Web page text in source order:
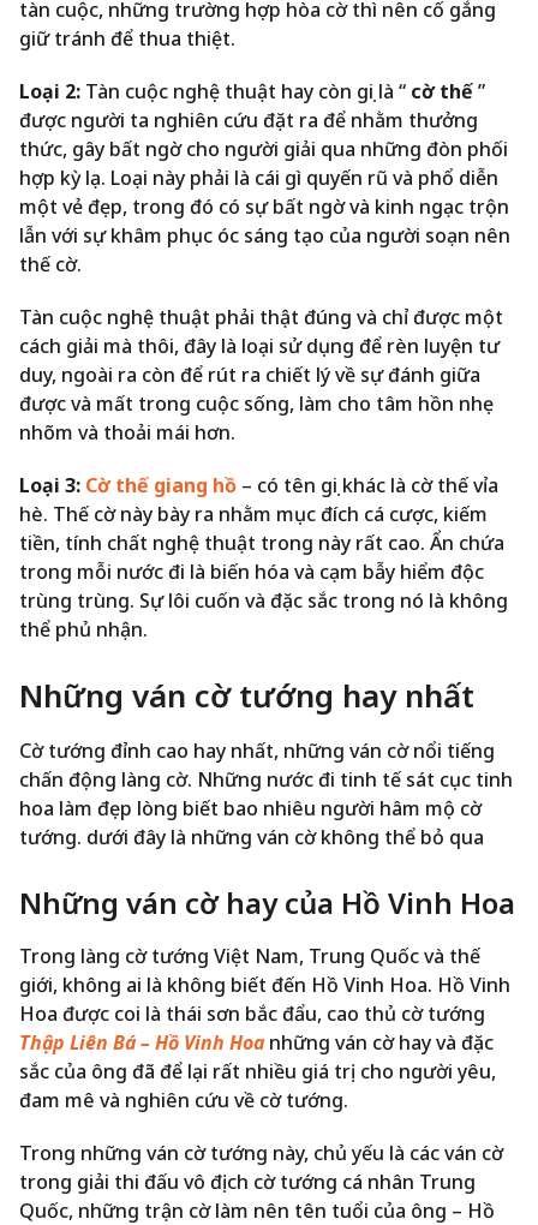
tàn cuộc, những trường hợp hòa cờ thì nên cố gắng
giữ tránh để thua thiệt.
Loại 2: Tàn cuộc nghệ thuật hay còn gọi là “ cờ thế”
được người ta nghiên cứu đặt ra để nhằm thưởng
thức, gây bất ngờ cho người giải qua những đòn phối
hợp kỳ lạ. Loại này phải là cái gì quyến rũ và phổ diễn
một vẻ đẹp, trong đó có sự bất ngờ và kinh ngạc trộn
lẫn với sự khâm phục óc sáng tạo của người soạn nên
thế cờ.
Tàn cuộc nghệ thuật phải thật đúng và chỉ được một
cách giải mà thôi, đây là loại sử dụng để rèn luyện tư
duy, ngoài ra còn để rút ra chiết lý về sự đánh giữa
được và mất trong cuộc sống, làm cho tâm hồn nhẹ
nhõm và thoải mái hơn.
Loại 3: Cờ thế giang hồ – có tên gọi khác là cờ thế vỉa
hè. Thế cờ này bày ra nhằm mục đích cá cược, kiếm
tiền, tính chất nghệ thuật trong này rất cao. Ẩn chứa
trong mỗi nước đi là biến hóa và cạm bẫy hiểm độc
trùng trùng. Sự lôi cuốn và đặc sắc trong nó là không
thể phủ nhận.
Những ván cờ tướng hay nhất
Cờ tướng đỉnh cao hay nhất, những ván cờ nổi tiếng
chấn động làng cờ. Những nước đi tinh tế sát cục tinh
hoa làm đẹp lòng biết bao nhiêu người hâm mộ cờ
tướng. dưới đây là những ván cờ không thể bỏ qua
Những ván cờ hay của Hồ Vinh Hoa
Trong làng cờ tướng Việt Nam, Trung Quốc và thế
giới, không ai là không biết đến Hồ Vinh Hoa. Hồ Vinh
Hoa được coi là thái sơn bắc đẩu, cao thủ cờ tướng
Thập Liên Bá – Hồ Vinh Hoa những ván cờ hay và đặc
sắc của ông đã để lại rất nhiều giá trị cho người yêu,
đam mê và nghiên cứu về cờ tướng.
Trong những ván cờ tướng này, chủ yếu là các ván cờ
trong giải thi đấu vô địch cờ tướng cá nhân Trung
Quốc, những trận cờ làm nên tên tuổi của ông – Hồ